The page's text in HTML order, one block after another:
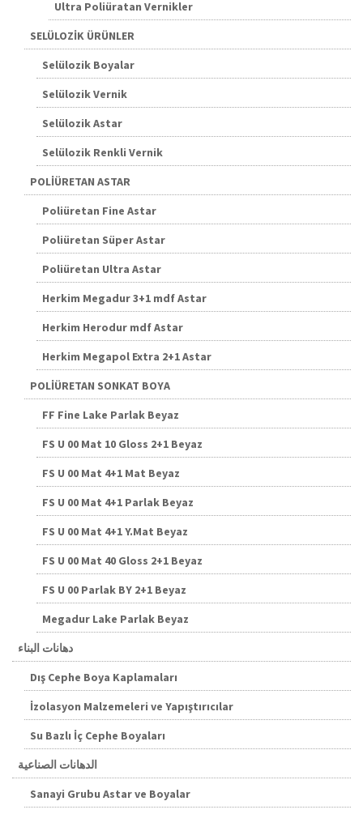
Ultra Poliüratan Vernikler
SELÜLOZİK ÜRÜNLER
Selülozik Boyalar
Selülozik Vernik
Selülozik Astar
Selülozik Renkli Vernik
POLİÜRETAN ASTAR
Poliüretan Fine Astar
Poliüretan Süper Astar
Poliüretan Ultra Astar
Herkim Megadur 3+1 mdf Astar
Herkim Herodur mdf Astar
Herkim Megapol Extra 2+1 Astar
POLİÜRETAN SONKAT BOYA
FF Fine Lake Parlak Beyaz
FS U 00 Mat 10 Gloss 2+1 Beyaz
FS U 00 Mat 4+1 Mat Beyaz
FS U 00 Mat 4+1 Parlak Beyaz
FS U 00 Mat 4+1 Y.Mat Beyaz
FS U 00 Mat 40 Gloss 2+1 Beyaz
FS U 00 Parlak BY 2+1 Beyaz
Megadur Lake Parlak Beyaz
دهانات البناء
Dış Cephe Boya Kaplamaları
İzolasyon Malzemeleri ve Yapıştırıcılar
Su Bazlı İç Cephe Boyaları
الدهانات الصناعية
Sanayi Grubu Astar ve Boyalar